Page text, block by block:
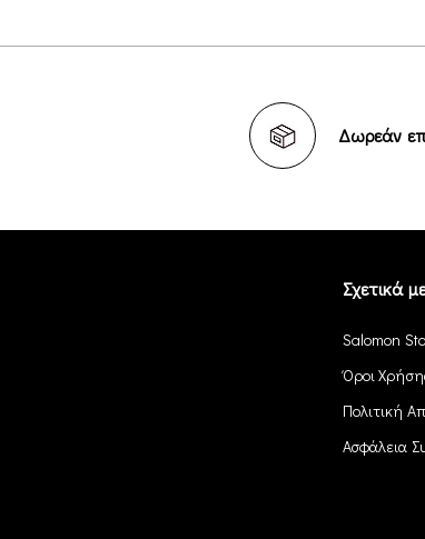
Δωρεάν
Σχετικά
Salomon
Όροι
Πολιτική
Ασφάλεια